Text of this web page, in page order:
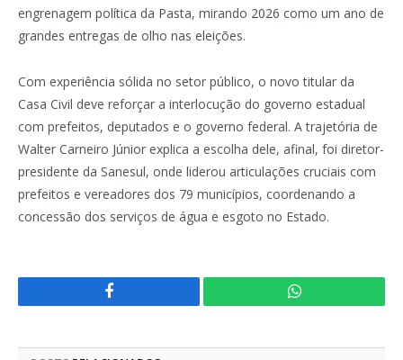
engrenagem política da Pasta, mirando 2026 como um ano de
grandes entregas de olho nas eleições.
Com experiência sólida no setor público, o novo titular da
Casa Civil deve reforçar a interlocução do governo estadual
com prefeitos, deputados e o governo federal. A trajetória de
Walter Carneiro Júnior explica a escolha dele, afinal, foi diretor-
presidente da Sanesul, onde liderou articulações cruciais com
prefeitos e vereadores dos 79 municípios, coordenando a
concessão dos serviços de água e esgoto no Estado.
Facebook WhatsApp